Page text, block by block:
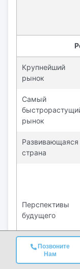
Позвоните
Нам
Крупнейший
рынок
Самый
рынок
Развивающаяся
страна
Перспективы
будущего